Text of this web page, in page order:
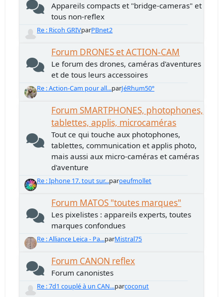
Appareils compacts et "bridge-cameras" et
tous non-reflex
Re : Ricoh GRIVparPBnet2
Forum DRONES et ACTION-CAM
Le forum des drones, caméras d'aventures
et de tous leurs accessoires
Re : Action-Cam pour all...parJéRhum50°
Forum SMARTPHONES, photophones,
tablettes, applis, microcaméras
Tout ce qui touche aux photophones,
tablettes, communication et applis photo,
mais aussi aux micro-caméras et caméras
d'aventure
Re : Iphone 17. tout sur...paroeufmollet
Forum MATOS "toutes marques"
Les pixelistes : appareils experts, toutes
marques confondues
Re : Alliance Leica - Pa...parMistral75
Forum CANON reflex
Forum canonistes
Re : 7d1 couplé à un CAN...parcoconut